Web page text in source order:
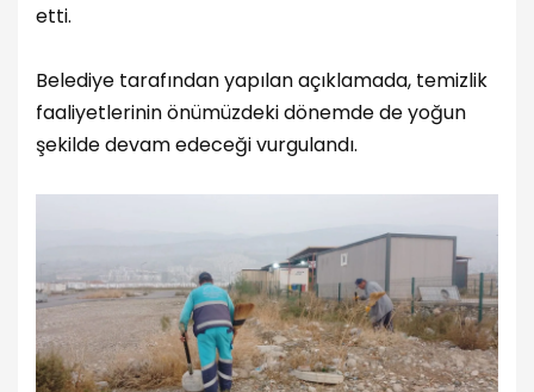
etti.
Belediye tarafından yapılan açıklamada, temizlik
faaliyetlerinin önümüzdeki dönemde de yoğun
şekilde devam edeceği vurgulandı.